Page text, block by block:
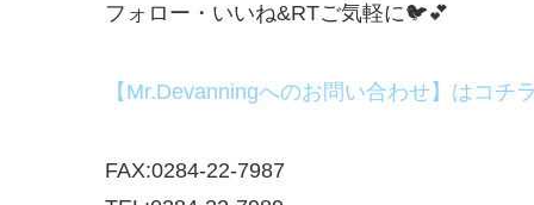
フォロー・いいね&RTご気軽に🐦💕
【Mr.Devanningへのお問い合わせ】はコチ
FAX:0284-22-7987